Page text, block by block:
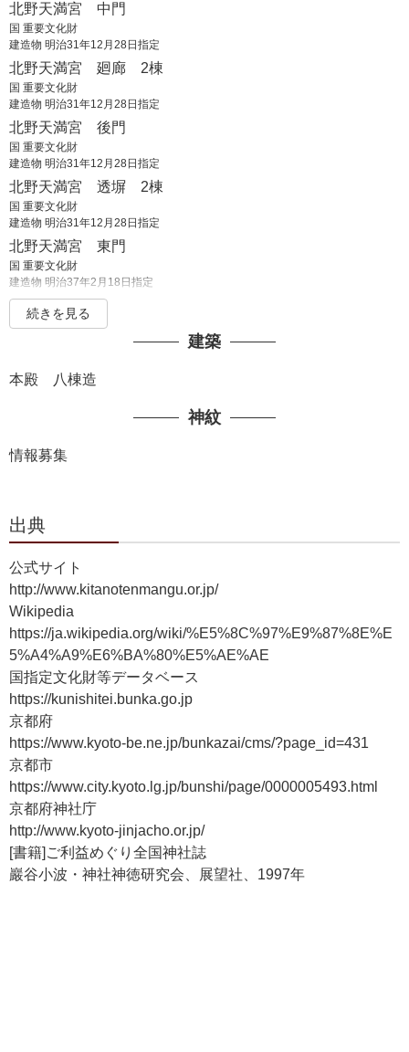
末社 淳仁天皇社
淳仁天皇
末社 太宰少貳社
藤原広嗣
ぶじわらのひろつぐ
末社 老松社
島田忠臣翁
しまだただおき
末社 白太夫社
度会春彦翁
わたらいはるひこ
末社 櫻葉社
伊予親王
いよしんのう
末社 吉備大臣社
末社 崇道天皇社
十川能福
瓊瓊杵命
ににぎのみこと
天児屋根命
あめのこやねのみこと
末社 安麻神社
菅原道真公のご息女
末社 御霊社
菅公の眷属神の御霊
末社 早取社
日本武尊
やまとたけるのみこと
末社 今雄社
小槻宿祢今雄
こづきのすくねいまお
末社 貴布禰社
高龗神
たかおかみ
北野天満宮 中門
国 重要文化財
建造物 明治31年12月28日指定
北野天満宮 廻廊 2棟
国 重要文化財
建造物 明治31年12月28日指定
北野天満宮 後門
国 重要文化財
建造物 明治31年12月28日指定
北野天満宮 透塀 2棟
国 重要文化財
建造物 明治31年12月28日指定
北野天満宮 東門
国 重要文化財
建造物 明治37年2月18日指定
紙本著色北野天神縁起 弘安本 3巻
国 重要文化財
絵画 明治34年3月27日指定
国 重要文化財
紙本著色北野天神縁起 土佐光起筆 3巻
絵画 昭和35年4月17日指定
絵画 明治30年12月28日指定
紙本墨画雲龍図 海北友松筆 六曲一双
国 重要文化財
絵画 大正10年8月8日指定
板絵金地着色昌俊弁慶相騎図 長谷川等伯筆
国 重要文化財
絵画 昭和61年6月6日指定
木造鬼神像
国 重要文化財
彫刻 平成18年6月9日指定
太刀 銘安綱（鬼切）
国 重要文化財
工芸品 昭和2年4月25日指定
太刀 銘備州長船師光応永九年（以下不明）
国 重要文化財
工芸品 昭和2年4月25日指定
太刀 銘助守
国 重要文化財
工芸品 昭和2年4月25日指定
続きを見る
建築
本殿 八棟造
神紋
情報募集
出典
公式サイト
http://www.kitanotenmangu.or.jp/
Wikipedia
https://ja.wikipedia.org/wiki/%E5%8C%97%E9%87%8E%E
5%A4%A9%E6%BA%80%E5%AE%AE
国指定文化財等データベース
https://kunishitei.bunka.go.jp
京都府
https://www.kyoto-be.ne.jp/bunkazai/cms/?page_id=431
京都市
https://www.city.kyoto.lg.jp/bunshi/page/0000005493.html
京都府神社庁
http://www.kyoto-jinjacho.or.jp/
[書籍]ご利益めぐり全国神社誌
巖谷小波・神社神徳研究会、展望社、1997年